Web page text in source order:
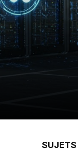
SUJETS